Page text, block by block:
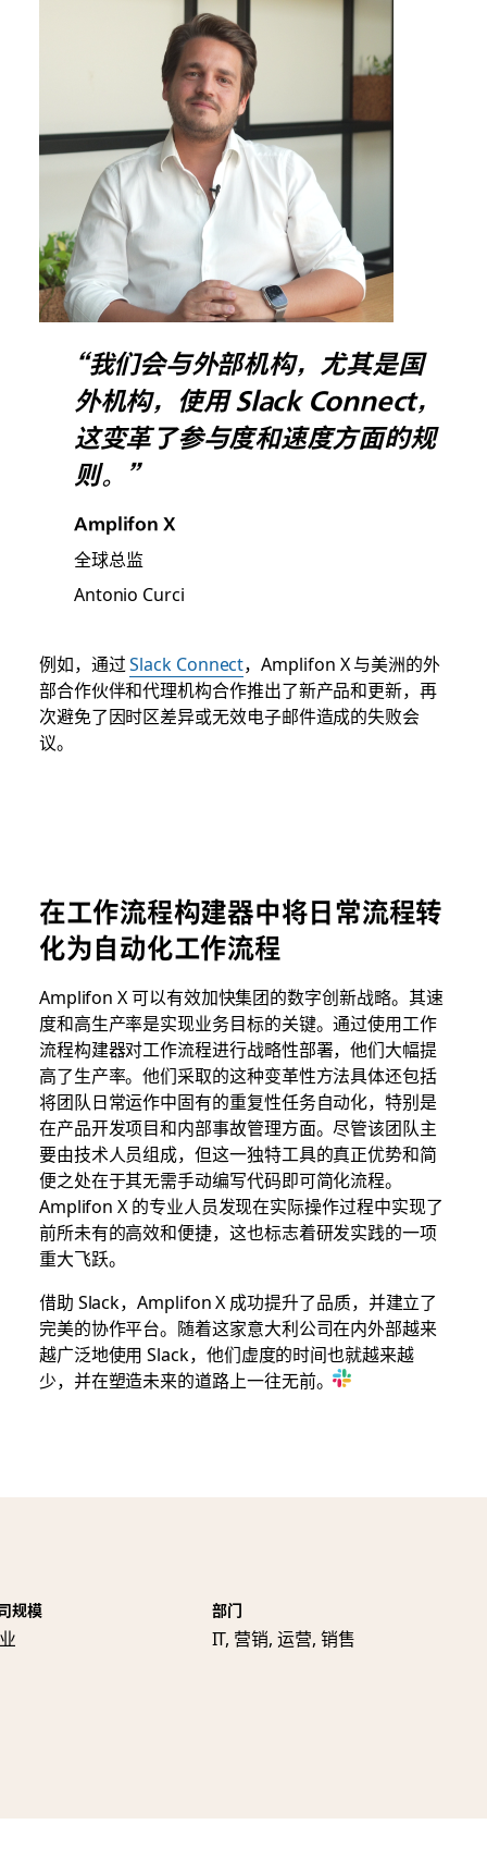
“我们会与外部机构，尤其是国
外机构，使用 Slack Connect，
这变革了参与度和速度方面的规
则。”
Amplifon X
全球总监
Antonio Curci
例如，通过Slack Connect，Amplifon X 与美洲的外
部合作伙伴和代理机构合作推出了新产品和更新，再
次避免了因时区差异或无效电子邮件造成的失败会
议。
在工作流程构建器中将日常流程转
化为自动化工作流程
Amplifon X 可以有效加快集团的数字创新战略。其速
度和高生产率是实现业务目标的关键。通过使用工作
流程构建器对工作流程进行战略性部署，他们大幅提
高了生产率。他们采取的这种变革性方法具体还包括
将团队日常运作中固有的重复性任务自动化，特别是
在产品开发项目和内部事故管理方面。尽管该团队主
要由技术人员组成，但这一独特工具的真正优势和简
便之处在于其无需手动编写代码即可简化流程。
Amplifon X 的专业人员发现在实际操作过程中实现了
前所未有的高效和便捷，这也标志着研发实践的一项
重大飞跃。
借助 Slack，Amplifon X 成功提升了品质，并建立了
完美的协作平台。随着这家意大利公司在内外部越来
越广泛地使用 Slack，他们虚度的时间也就越来越
少，并在塑造未来的道路上一往无前。
规模 部门
IT, 营销, 运营, 销售